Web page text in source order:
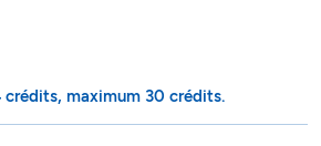
maximum 30 crédits.